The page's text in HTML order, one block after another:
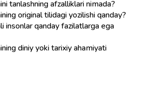
tanlashning afzalliklari nimada?
original tilidagi yozilishi qanday?
insonlar qanday fazilatlarga ega
diniy yoki tarixiy ahamiyati